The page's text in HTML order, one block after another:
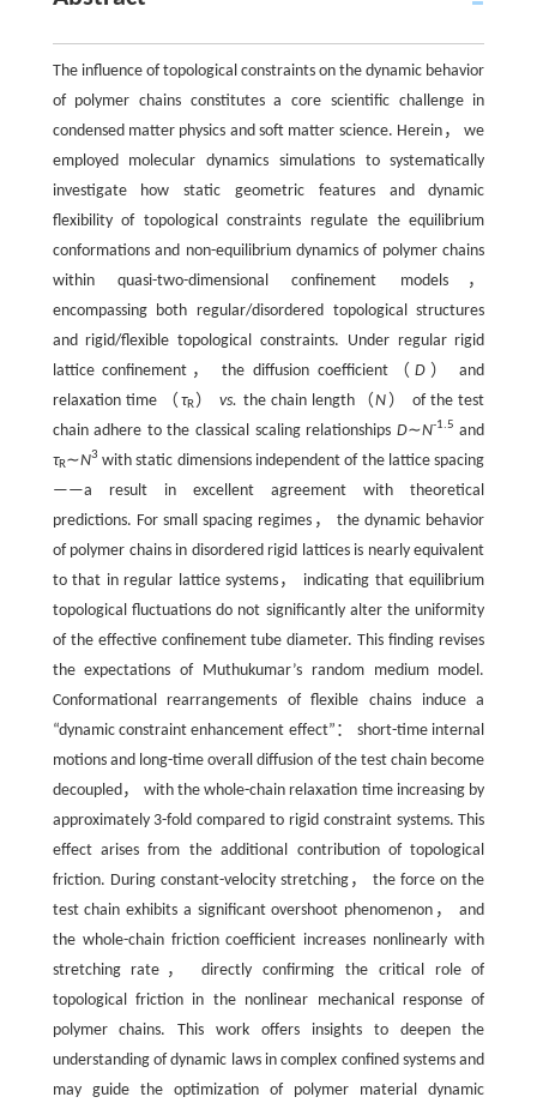
The influence of topological constraints on the dynamic behavior
of polymer chains constitutes a core scientific challenge in
condensed matter physics and soft matter science. Herein， we
employed molecular dynamics simulations to systematically
investigate how static geometric features and dynamic
flexibility of topological constraints regulate the equilibrium
conformations and non-equilibrium dynamics of polymer chains
within quasi-two-dimensional confinement models，
encompassing both regular/disordered topological structures
and rigid/flexible topological constraints. Under regular rigid
lattice confinement， the diffusion coefficient（ D） and
relaxation time （ τR）vs. the chain length（N ） of the test
chain adhere to the classical scaling relationships D∼N-1.5 and
τR∼N3 with static dimensions independent of the lattice spacing
——a result in excellent agreement with theoretical
predictions. For small spacing regimes， the dynamic behavior
of polymer chains in disordered rigid lattices is nearly equivalent
to that in regular lattice systems， indicating that equilibrium
topological fluctuations do not significantly alter the uniformity
of the effective confinement tube diameter. This finding revises
the expectations of Muthukumar’s random medium model.
Conformational rearrangements of flexible chains induce a
“dynamic constraint enhancement effect”： short-time internal
motions and long-time overall diffusion of the test chain become
decoupled， with the whole-chain relaxation time increasing by
approximately 3-fold compared to rigid constraint systems. This
effect arises from the additional contribution of topological
friction. During constant-velocity stretching， the force on the
test chain exhibits a significant overshoot phenomenon， and
the whole-chain friction coefficient increases nonlinearly with
stretching rate， directly confirming the critical role of
topological friction in the nonlinear mechanical response of
polymer chains. This work offers insights to deepen the
understanding of dynamic laws in complex confined systems and
may guide the optimization of polymer material dynamic